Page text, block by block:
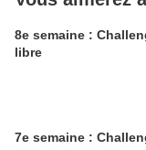
8e semaine :
libre
7e semaine :